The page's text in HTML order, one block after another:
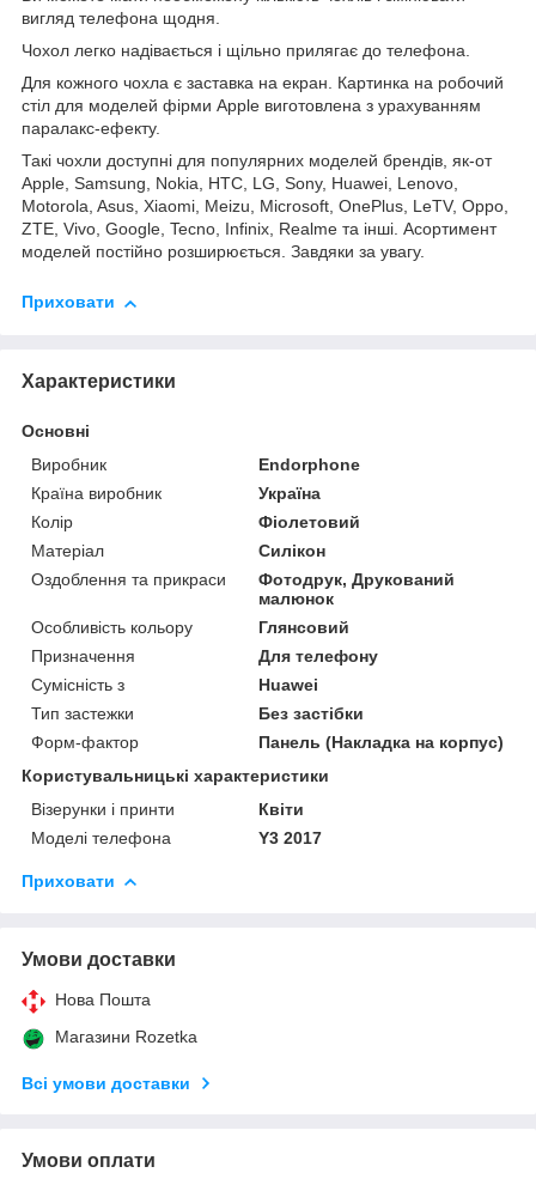
вигляд телефона щодня.
Чохол легко надівається і щільно прилягає до телефона.
Для кожного чохла є заставка на екран. Картинка на робочий
стіл для моделей фірми Apple виготовлена з урахуванням
паралакс-ефекту.
Такі чохли доступні для популярних моделей брендів, як-от
Apple, Samsung, Nokia, HTC, LG, Sony, Huawei, Lenovo,
Motorola, Asus, Xiaomi, Meizu, Microsoft, OnePlus, LeTV, Oppo,
ZTE, Vivo, Google, Tecno, Infinix, Realme та інші. Асортимент
моделей постійно розширюється. Завдяки за увагу.
Приховати
Характеристики
Основні
Виробник
Endorphone
Країна виробник
Україна
Колір
Фіолетовий
Матеріал
Силікон
Оздоблення та прикраси
Фотодрук, Друкований
малюнок
Особливість кольору
Глянсовий
Призначення
Для телефону
Сумісність з
Huawei
Тип застежки
Без застібки
Форм-фактор
Панель (Накладка на корпус)
Користувальницькі характеристики
Візерунки і принти
Квіти
Моделі телефона
Y3 2017
Приховати
Умови доставки
Нова Пошта
Магазини Rozetka
Всі умови доставки
Умови оплати